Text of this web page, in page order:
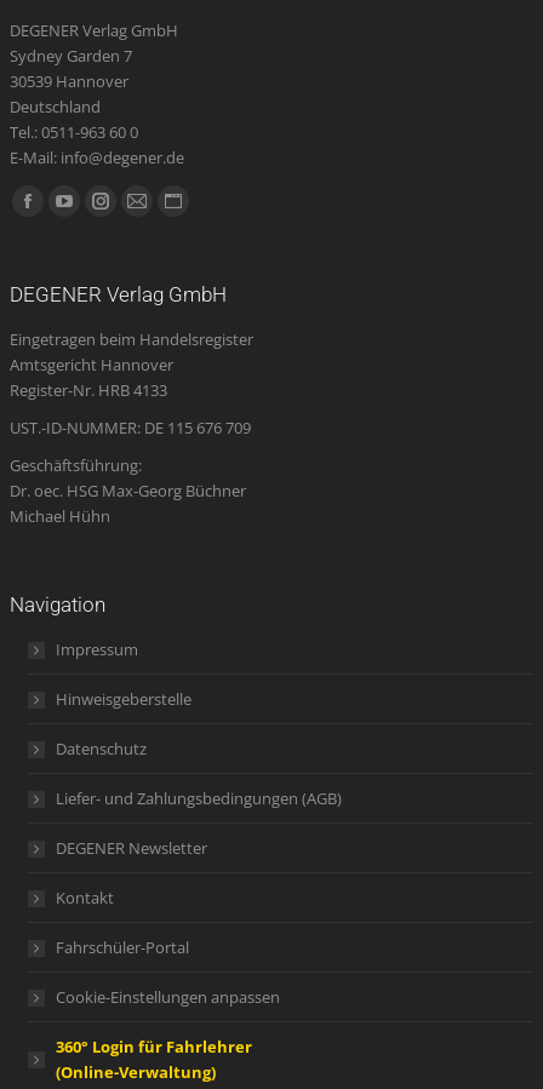
DEGENER Verlag GmbH
Sydney Garden 7
30539 Hannover
Deutschland
Tel.: 0511-963 60 0
E-Mail: info@degener.de
Finden Sie uns auf:
Facebook
new
window
YouTube
new
window
Instagram
new
window
E-
opens
in
new
Website
new
DEGENER Verlag GmbH
Eingetragen beim Handelsregister
Amtsgericht Hannover
Register-Nr. HRB 4133
UST.-ID-NUMMER: DE 115 676 709
Geschäftsführung:
Dr. oec. HSG Max-Georg Büchner
Michael Hühn
Navigation
Impressum
Hinweisgeberstelle
Datenschutz
Liefer- und Zahlungsbedingungen (AGB)
DEGENER Newsletter
Kontakt
Fahrschüler-Portal
Cookie-Einstellungen anpassen
360° Login für Fahrlehrer
(Online-Verwaltung)